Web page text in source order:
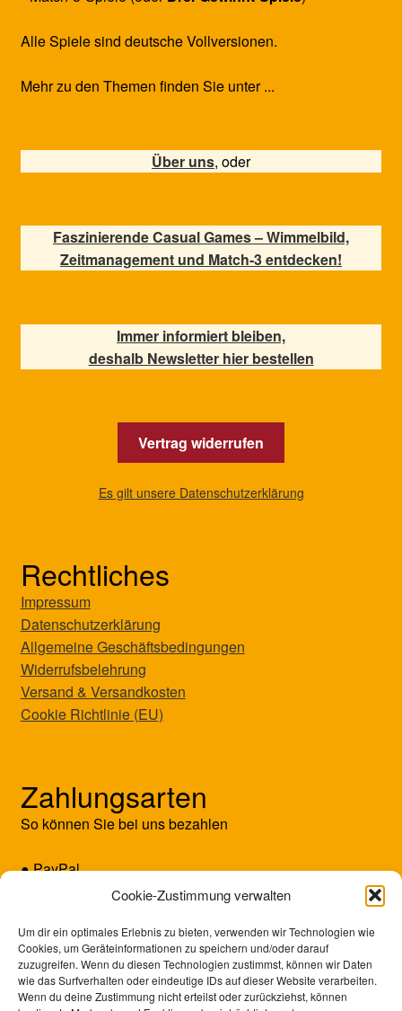
Cookie-Zustimmung verwalten
Um dir ein optimales Erlebnis zu bieten, verwenden wir Technologien wie
Cookies, um Geräteinformationen zu speichern und/oder darauf
zuzugreifen. Wenn du diesen Technologien zustimmst, können wir Daten
wie das Surfverhalten oder eindeutige IDs auf dieser Website verarbeiten.
Wenn du deine Zustimmung nicht erteilst oder zurückziehst, können
Alle Spiele sind deutsche Vollversionen.
Mehr zu den Themen finden Sie unter ...
Über uns, oder
Faszinierende Casual Games – Wimmelbild,
Zeitmanagement und Match-3 entdecken!
Immer informiert bleiben,
deshalb Newsletter hier bestellen
Vertrag widerrufen
Es gilt unsere Datenschutzerklärung
Rechtliches
Impressum
Datenschutzerklärung
Allgemeine Geschäftsbedingungen
Widerrufsbelehrung
Versand & Versandkosten
Cookie Richtlinie (EU)
Zahlungsarten
So können Sie bei uns bezahlen
● PayPal
● Kreditkarte (Mastercard/Visa)